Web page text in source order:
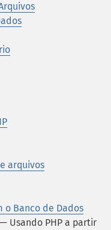
arquivos
o Banco de Dados
— Usando PHP a partir